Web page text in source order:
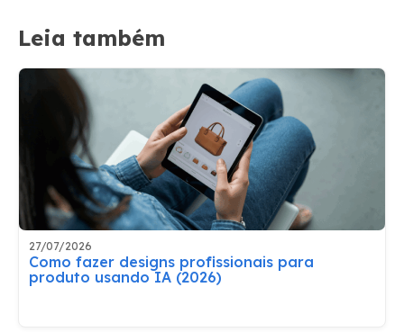
Leia também
27/07/2026
Como fazer designs profissionais para
produto usando IA (2026)